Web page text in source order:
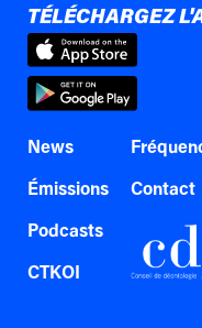
TÉLÉCHARGEZ
News
Émissions
Podcasts
CTKOI
Contact